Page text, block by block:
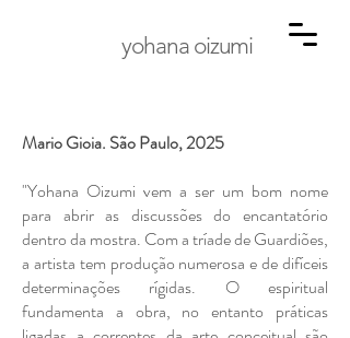
yohana oizumi
Mario Gioia. São Paulo, 2025
"Yohana Oizumi vem a ser um bom nome
para abrir as discussões do encantatório
dentro da mostra. Com a tríade de Guardiões,
a artista tem produção numerosa e de difíceis
determinações rígidas. O espiritual
fundamenta a obra, no entanto práticas